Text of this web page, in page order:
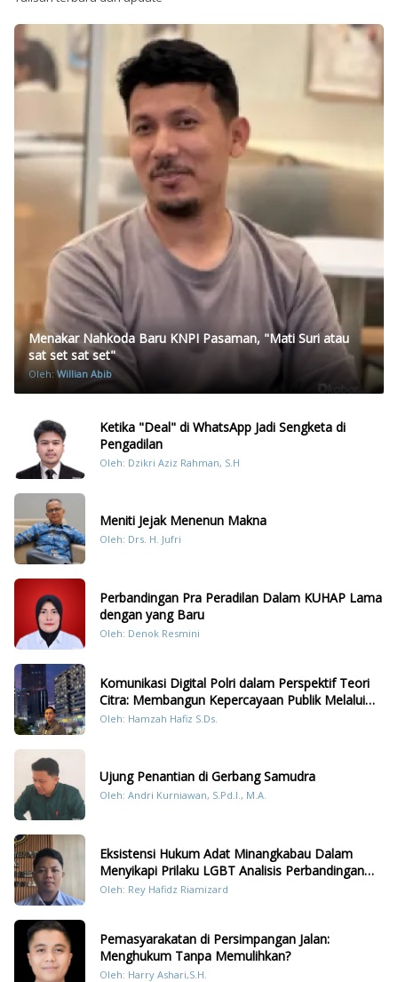
Menakar Nahkoda Baru KNPI Pasaman, "Mati Suri atau
sat set sat set"
Oleh:Willian Abib
Ketika "Deal" di WhatsApp Jadi Sengketa di
Pengadilan
Oleh: Dzikri Aziz Rahman, S.H
Meniti Jejak Menenun Makna
Oleh: Drs. H. Jufri
Perbandingan Pra Peradilan Dalam KUHAP Lama
dengan yang Baru
Oleh: Denok Resmini
Komunikasi Digital Polri dalam Perspektif Teori
Citra: Membangun Kepercayaan Publik Melalui
Konten Humanis Kesiapsiagaan Bencana di
Oleh: Hamzah Hafiz S.Ds.
Ujung Penantian di Gerbang Samudra
Oleh: Andri Kurniawan, S.Pd.I., M.A.
Eksistensi Hukum Adat Minangkabau Dalam
Menyikapi Prilaku LGBT Analisis Perbandingan
Dengan Hukum Pidana
Oleh: Rey Hafidz Riamizard
Pemasyarakatan di Persimpangan Jalan:
Menghukum Tanpa Memulihkan?
Oleh: Harry Ashari,S.H.